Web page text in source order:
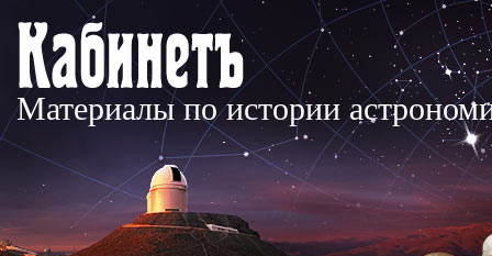
Материалы по истории